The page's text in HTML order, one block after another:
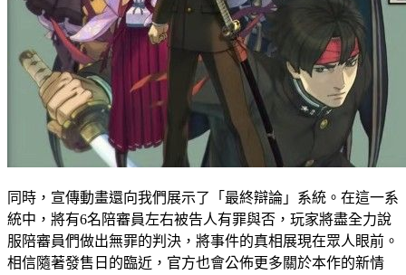
同時，宣傳動畫還向我們展示了「最終辯論」系統。在這一系
統中，將有6名陪審員左右被告人有罪與否，玩家將盡全力說
服陪審員們做出無罪的判決，將事件的真相展現在眾人眼前。
相信隨著發售日的臨近，官方也會公佈更多關於本作的新情